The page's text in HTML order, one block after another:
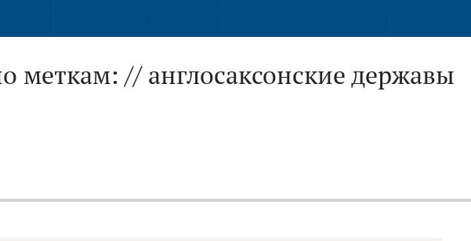
меткам: // англосаксонские державы